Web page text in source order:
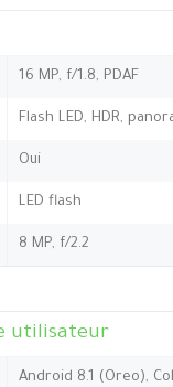
16 MP, f/1.8, PDAF
Flash LED, HDR,
Oui
LED flash
8 MP, f/2.2
utilisateur
Android 8.1 (Oreo),